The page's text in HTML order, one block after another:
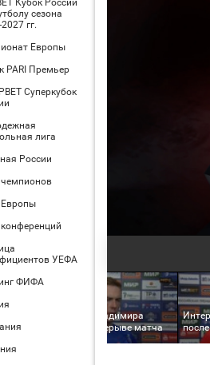
Кубок России
сезона
гг.
Европы
PARI Премьер
Суперкубок
лига
России
Европы
УЕФА
ФИФА
Интервью Владимира
Ильина в перерыве матча